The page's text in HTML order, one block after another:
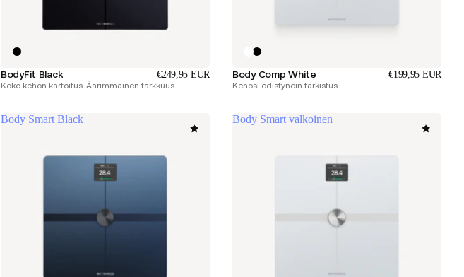
BodyFit Black €249,95 EUR
Koko kehon kartoitus. Äärimmäinen tarkkuus.
Body Comp White €199,95 EUR
Kehosi edistynein tarkistus.
Body Smart Black Body Smart valkoinen